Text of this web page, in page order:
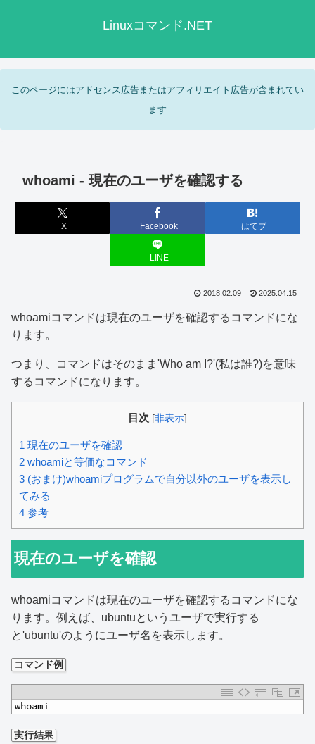
Linuxコマンド.NET
このページにはアドセンス広告またはアフィリエイト広告が含まれてい
ます
whoami - 現在のユーザを確認する
X Facebook はてブ
LINE
2018.02.09 2025.04.15
whoamiコマンドは現在のユーザを確認するコマンドにな
ります。
つまり、コマンドはそのまま'Who am I?'(私は誰?)を意味
するコマンドになります。
目次 [非表示]
1 現在のユーザを確認
2 whoamiと等価なコマンド
3 (おまけ)whoamiプログラムで自分以外のユーザを表示し
てみる
4 参考
現在のユーザを確認
whoamiコマンドは現在のユーザを確認するコマンドにな
ります。例えば、ubuntuというユーザで実行する
と'ubuntu'のようにユーザ名を表示します。
コマンド例
whoami
実行結果